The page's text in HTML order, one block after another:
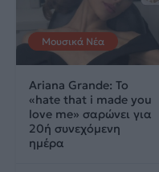
Μουσικά Νέα
Ariana Grande: Το
«hate that i made you
love me» σαρώνει για
20ή συνεχόμενη
ημέρα